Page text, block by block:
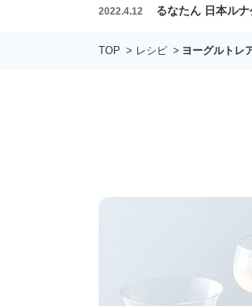
2022.4.12 るなたん 日本ル
TOP レシピ ヨーグルトレ